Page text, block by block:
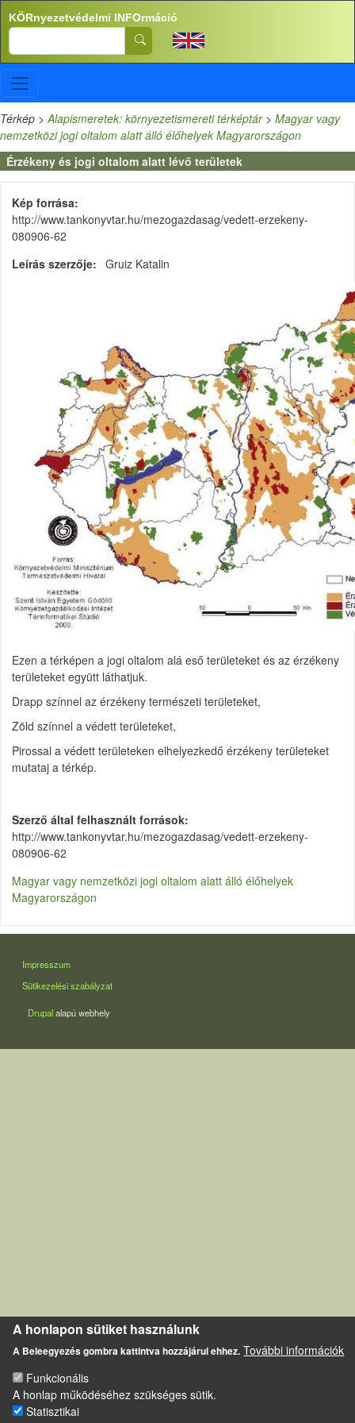
Ugrás a tartalomra
KÖRnyezetvédelmi INFOrmáció
Search
Térkép >Alapismeretek: környezetismereti térképtár> Magyar vagy
nemzetközi jogi oltalom alatt álló élőhelyek Magyarországon
Érzékeny és jogi oltalom alatt lévő területek
Kép forrása
http://www.tankonyvtar.hu/mezogazdasag/vedett-erzekeny-
080906-62
Leírás szerzője
Gruiz Katalin
Ezen a térképen a jogi oltalom alá eső területeket és az érzékeny
területeket együtt láthatjuk.
Drapp színnel az érzékeny természeti területeket,
Zöld színnel a védett területeket,
Pirossal a védett területeken elhelyezkedő érzékeny területeket
mutataj a térkép.
Szerző által felhasznált források
http://www.tankonyvtar.hu/mezogazdasag/vedett-erzekeny-
080906-62
Magyar vagy nemzetközi jogi oltalom alatt álló élőhelyek
Magyarországon
LÁBLÉC
Impresszum
Sütikezelési szabályzat
Drupalalapú webhely
A honlapon sütiket használunk
A Beleegyezés gombra kattintva hozzájárul ehhez. További információk
Funkcionális
A honlap működéséhez szükséges sütik.
Statisztikai